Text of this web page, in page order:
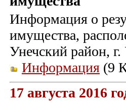
Информация о
имущества,
Унечский район,
Информация (9
17 августа 2016